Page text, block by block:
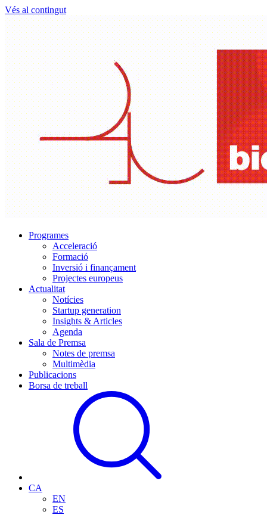
Vés al contingut
Programes
Acceleració
Formació
Inversió i finançament
Projectes europeus
Actualitat
Notícies
Startup generation
Insights & Articles
Agenda
Sala de Premsa
Notes de premsa
Multimèdia
Publicacions
Borsa de treball
CA
EN
ES